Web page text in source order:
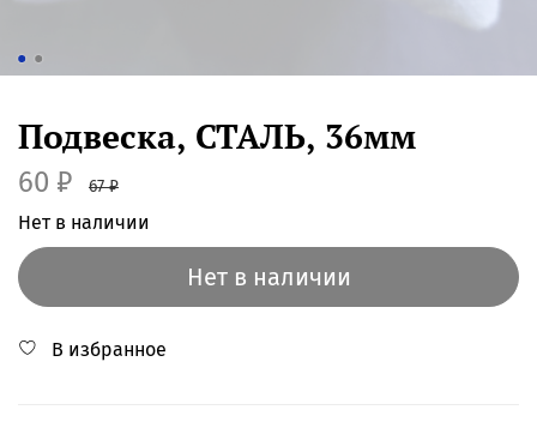
Подвеска, СТАЛЬ, 36мм
60 ₽ 67 ₽
Нет в наличии
Нет в наличии
В избранное